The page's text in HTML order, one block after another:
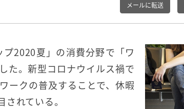
メールに転送
2020夏」の消費分野で「ワ
た。新型コロナウイルス禍で
ークの普及することで、休暇
れている。